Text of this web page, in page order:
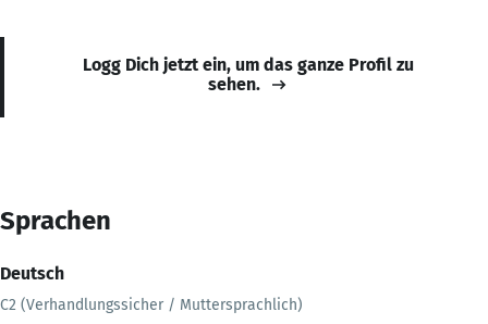
Logg Dich jetzt ein, um das ganze Profil zu
sehen.
Sprachen
Deutsch
C2 (Verhandlungssicher / Muttersprachlich)